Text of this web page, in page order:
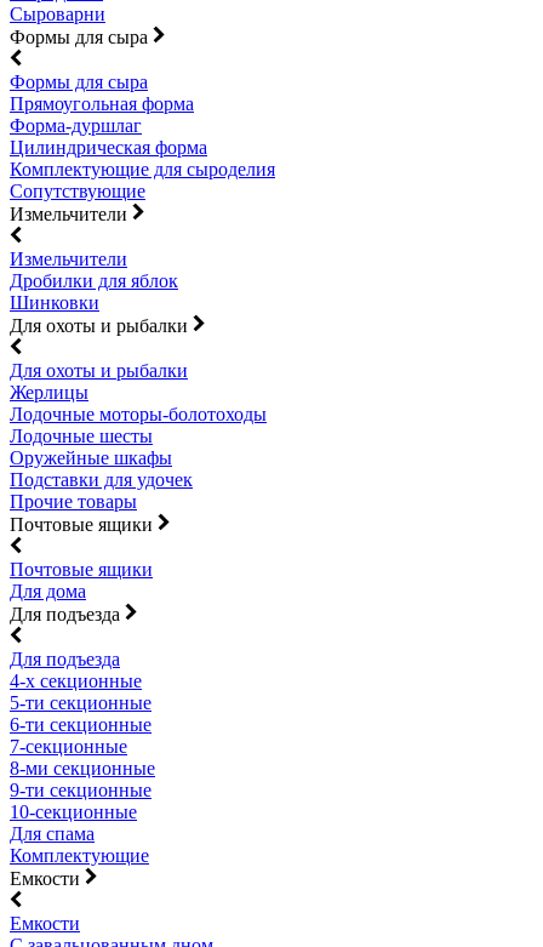
Сыроварни
Формы для сыра
Формы для сыра
Прямоугольная форма
Форма-дуршлаг
Цилиндрическая форма
Комплектующие для сыроделия
Сопутствующие
Измельчители
Измельчители
Дробилки для яблок
Шинковки
Для охоты и рыбалки
Для охоты и рыбалки
Жерлицы
Лодочные моторы-болотоходы
Лодочные шесты
Оружейные шкафы
Подставки для удочек
Прочие товары
Почтовые ящики
Почтовые ящики
Для дома
Для подъезда
Для подъезда
4-х секционные
5-ти секционные
6-ти секционные
7-секционные
8-ми секционные
9-ти секционные
10-секционные
Для спама
Комплектующие
Емкости
Емкости